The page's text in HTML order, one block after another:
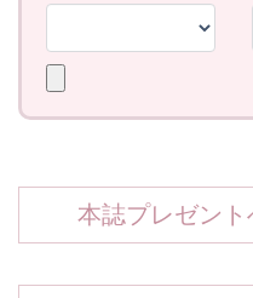
本誌プレゼン